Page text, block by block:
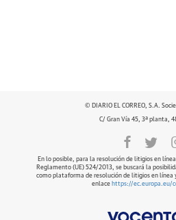
© DIARIO EL CORREO, S.A.
C/ Gran Vía 45, 3ª planta,
En lo posible, para la resolución de litigios en
Reglamento (UE) 524/2013, se buscará la
como plataforma de resolución de litigios en línea
enlace https://ec.europa.eu/